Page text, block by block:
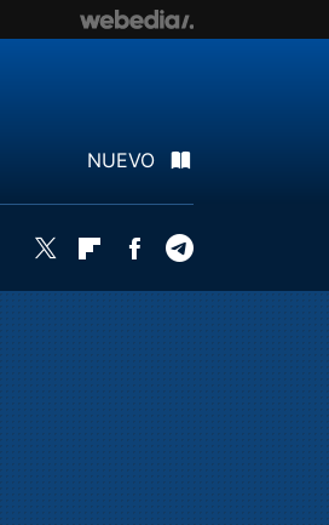
NUEVO
Twitter FlipboardFacebook